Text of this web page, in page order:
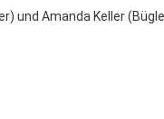
und Amanda Keller